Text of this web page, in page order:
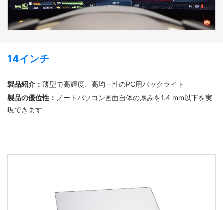
14インチ
製品紹介： 薄型で高輝度、高均一性のPC用バックライト
製品の優位性： ノートパソコン画面自体の厚みを1.4 mm以下を実
現できます